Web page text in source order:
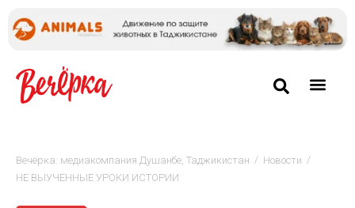
Вечёрка: медиакомпания Душанбе, Таджикистан / Новости /
НЕ ВЫУЧЕННЫЕ УРОКИ ИСТОРИИ